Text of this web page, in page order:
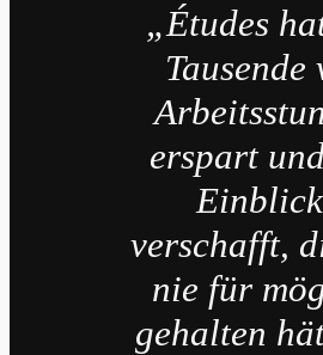
„Études
Tausende
erspart
verschafft,
nie für
gehalten